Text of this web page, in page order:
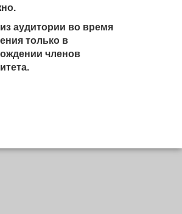
аудитории во время
только в
членов